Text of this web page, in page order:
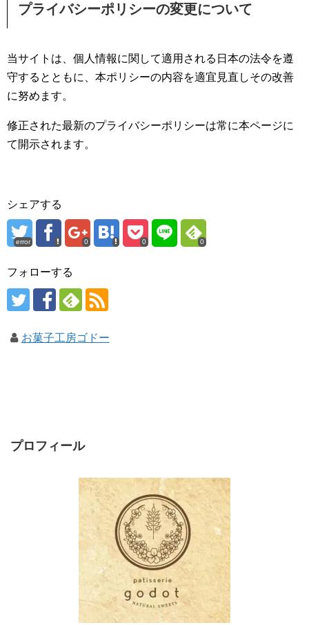
プライバシーポリシーの変更について
当サイトは、個人情報に関して適用される日本の法令を遵
守するとともに、本ポリシーの内容を適宜見直しその改善
に努めます。
修正された最新のプライバシーポリシーは常に本ページに
て開示されます。
シェアする
error 0 0 0
フォローする
お菓子工房ゴドー
プロフィール